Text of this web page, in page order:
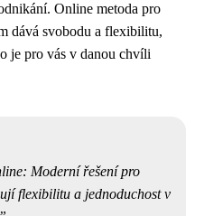
Online metoda pro
dává svobodu a flexibilitu,
je pro vás v danou chvíli
Moderní řešení pro
flexibilitu a jednoduchost v